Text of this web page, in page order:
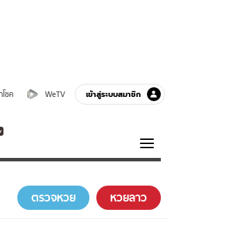
โชค WeTV เข้าสู่ระบบสมาชิก
ความรู้รอบตัว
ฮาวทู
ตรวจหวย หวยลาว